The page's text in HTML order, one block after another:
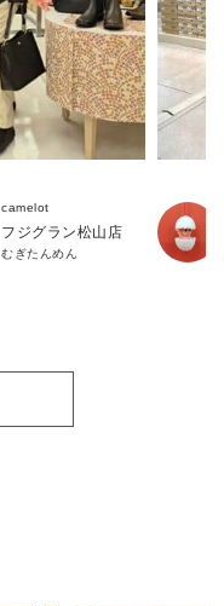
camelot
フジグラン松山店
むぎたんめん